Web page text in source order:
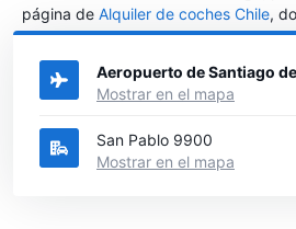
página de Alquiler de coches Chile,
en qué ciudad de Chile desea
Aeropuerto de Santiago
Mostrar en el mapa
San Pablo 9900
Mostrar en el mapa